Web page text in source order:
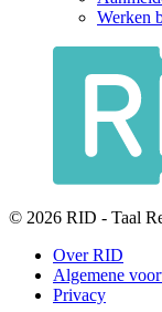
Werken
© 2026 RID - Taal
Over RID
Algemene
Privacy